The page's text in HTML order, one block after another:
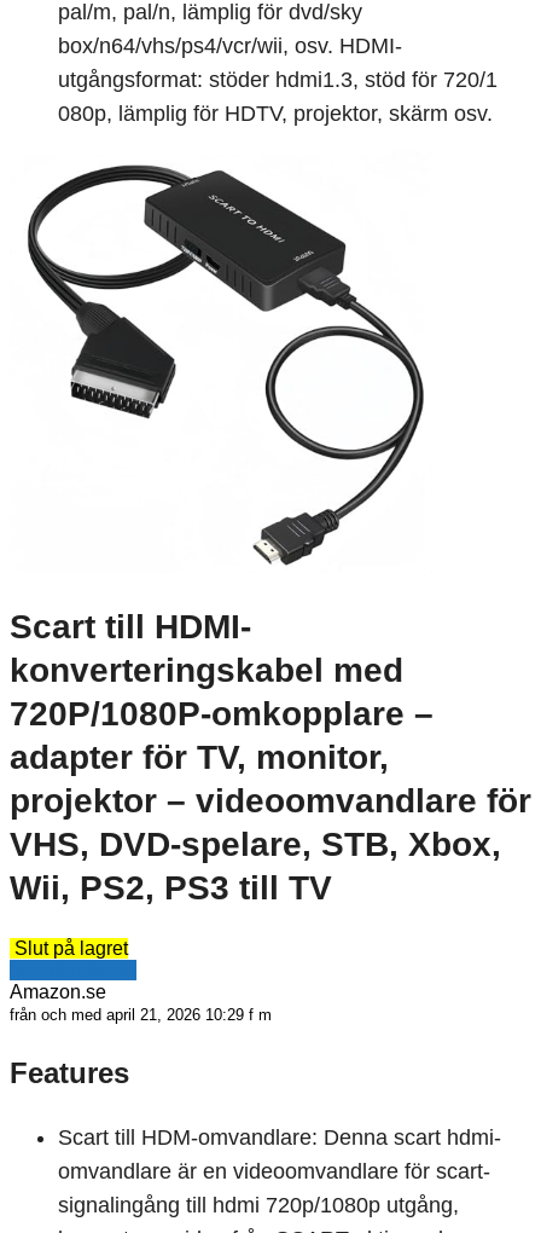
pal/m, pal/n, lämplig för dvd/sky
box/n64/vhs/ps4/vcr/wii, osv. HDMI-
utgångsformat: stöder hdmi1.3, stöd för 720/1
080p, lämplig för HDTV, projektor, skärm osv.
Scart till HDMI-
konverteringskabel med
720P/1080P-omkopplare –
adapter för TV, monitor,
projektor – videoomvandlare för
VHS, DVD-spelare, STB, Xbox,
Wii, PS2, PS3 till TV
Slut på lagret
Amazon.se
från och med april 21, 2026 10:29 f m
Features
Scart till HDM-omvandlare: Denna scart hdmi-
omvandlare är en videoomvandlare för scart-
signalingång till hdmi 720p/1080p utgång,